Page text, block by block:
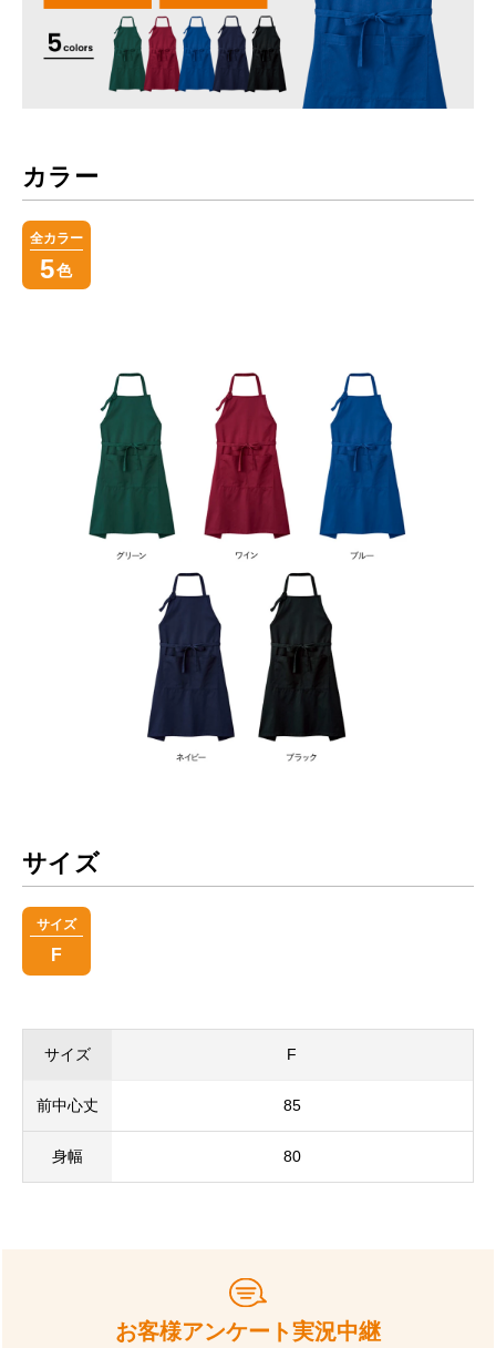
お買い物を続ける カートへ進む
カラー
全カラー
5色
サイズ
サイズ
F
サイズ F
前中心丈 85
身幅 80